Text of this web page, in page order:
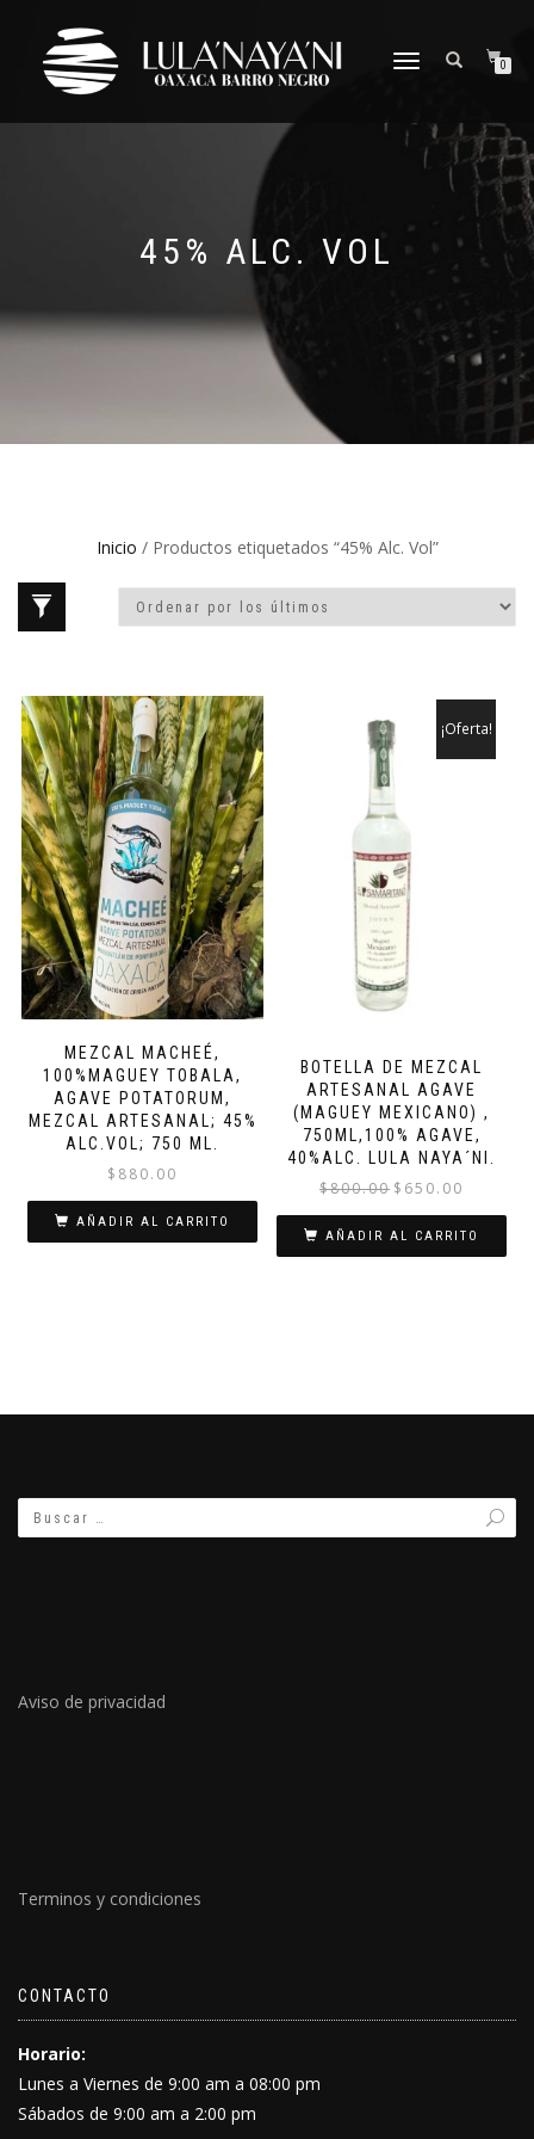
CAMBIAR
0
45% ALC. VOL
Inicio / Productos etiquetados “45% Alc. Vol”
MEZCAL MACHEÉ,
100%MAGUEY TOBALA,
AGAVE POTATORUM,
MEZCAL ARTESANAL; 45%
ALC.VOL; 750 ML.
$ 880.00
AÑADIR AL CARRITO
BOTELLA DE MEZCAL
ARTESANAL AGAVE
(MAGUEY MEXICANO) ,
750ML,100% AGAVE,
40%ALC. LULA NAYA´NI.
¡Oferta!
$800.00 El
precio
original
era:
$ 650.00
precio
actual
es:
AÑADIR AL CARRITO
Aviso de privacidad
Terminos y condiciones
CONTACTO
Horario:
Lunes a Viernes de 9:00 am a 08:00 pm
Sábados de 9:00 am a 2:00 pm